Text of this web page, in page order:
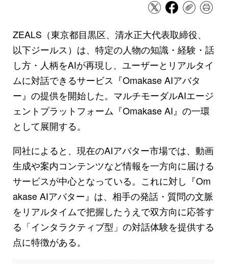
ZEALS（東京都目黒区、清水正大代表取締役、
以下ジールス）は、特定の人物の知識・経験・話
し方・人柄をAIが再現し、ユーザーとリアルタイ
ムに対話できるサービス『Omakase AIアバタ
ー』の提供を開始した。マルチモーダルAIエージ
ェントプラットフォーム『Omakase AI』の一環
として展開する。
同社によると、現在のAIアバター市場では、動画
生成や案内コンテンツなど情報を一方向に届ける
サービスが中心となっている。これに対し『Om
akase AIアバター』は、相手の発話・質問の文脈
をリアルタイムで把握したうえで双方向に応答す
る「インタラクティブ型」の対話体験を提供する
点に特徴がある。